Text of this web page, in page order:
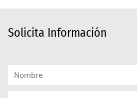
Solicita Información